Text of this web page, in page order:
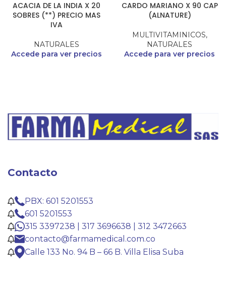
ACACIA DE LA INDIA X 20
SOBRES (**) PRECIO MAS
IVA
NATURALES
Accede para ver precios
CARDO MARIANO X 90 CAP
(ALNATURE)
MULTIVITAMINICOS,
NATURALES
Accede para ver precios
Contacto
PBX: 601 5201553
601 5201553
315 3397238 | 317 3696638 | 312 3472663
contacto@farmamedical.com.co
Calle 133 No. 94 B – 66 B. Villa Elisa Suba